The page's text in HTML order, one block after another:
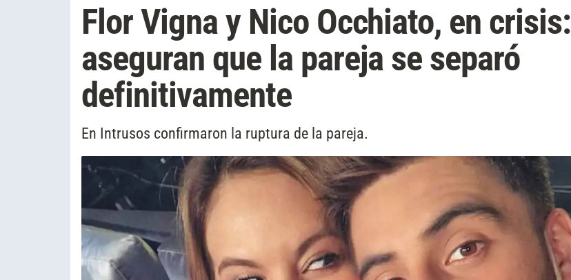
Flor Vigna y Nico Occhiato, en crisis:
aseguran que la pareja se separó
definitivamente
En Intrusos confirmaron la ruptura de la pareja.